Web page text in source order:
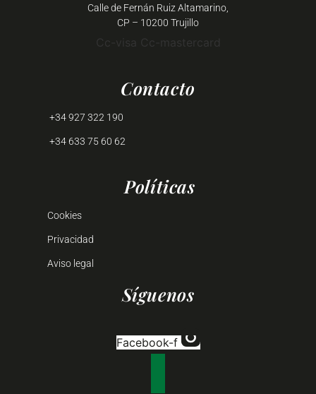
Calle de Fernán Ruiz Altamarino,
CP – 10200 Trujillo
Cc-visa Cc-mastercard
Contacto
+34 927 322 190
+34 633 75 60 62
Políticas
Cookies
Privacidad
Aviso legal
Síguenos
Facebook-f